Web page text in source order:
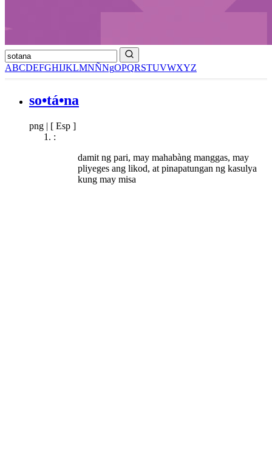
ABCDEFGHIJKLMNÑNgOPQRSTUVWXYZ
so•tá•na
png | [ Esp ]
:
damit ng pari, may mahabàng manggas, may
pliyeges ang likod, at pinapatungan ng kasulya
kung may misa